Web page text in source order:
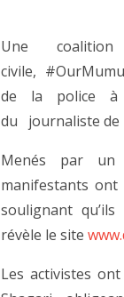
Une
civile,
de la police à
du journaliste de
Menés par un
manifestants
soulignant
révèle le site
Les activistes